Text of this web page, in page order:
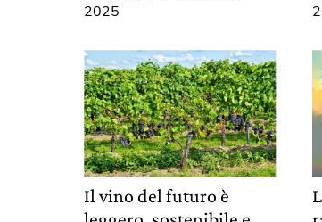
2025
Il vino del futuro è